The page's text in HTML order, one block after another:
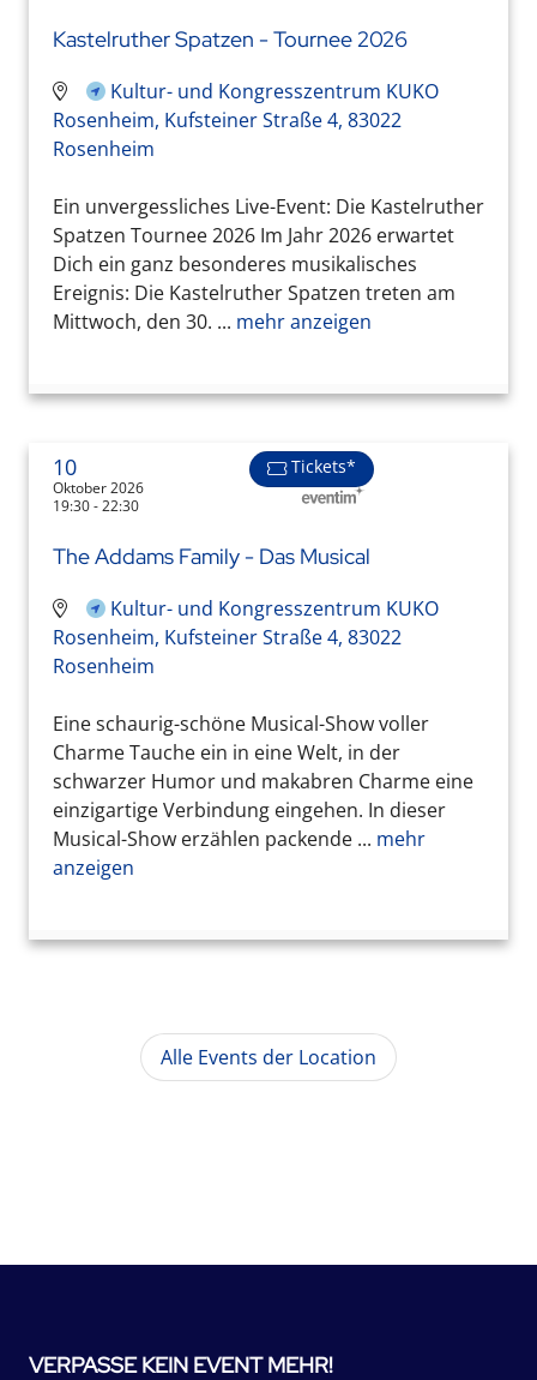
Kastelruther Spatzen - Tournee 2026
Kultur- und Kongresszentrum KUKO
Rosenheim, Kufsteiner Straße 4, 83022
Rosenheim
Ein unvergessliches Live-Event: Die Kastelruther
Spatzen Tournee 2026 Im Jahr 2026 erwartet
Dich ein ganz besonderes musikalisches
Ereignis: Die Kastelruther Spatzen treten am
Mittwoch, den 30. ... mehr anzeigen
10
Oktober 2026
19:30 - 22:30
Tickets*
The Addams Family - Das Musical
Kultur- und Kongresszentrum KUKO
Rosenheim, Kufsteiner Straße 4, 83022
Rosenheim
Eine schaurig-schöne Musical-Show voller
Charme Tauche ein in eine Welt, in der
schwarzer Humor und makabren Charme eine
einzigartige Verbindung eingehen. In dieser
Musical-Show erzählen packende ... mehr
anzeigen
Alle Events der Location
VERPASSE KEIN EVENT MEHR!